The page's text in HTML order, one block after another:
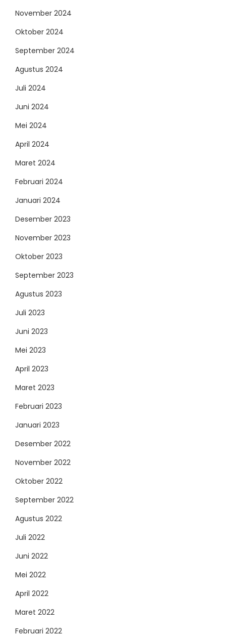
November 2024
Oktober 2024
September 2024
Agustus 2024
Juli 2024
Juni 2024
Mei 2024
April 2024
Maret 2024
Februari 2024
Januari 2024
Desember 2023
November 2023
Oktober 2023
September 2023
Agustus 2023
Juli 2023
Juni 2023
Mei 2023
April 2023
Maret 2023
Februari 2023
Januari 2023
Desember 2022
November 2022
Oktober 2022
September 2022
Agustus 2022
Juli 2022
Juni 2022
Mei 2022
April 2022
Maret 2022
Februari 2022